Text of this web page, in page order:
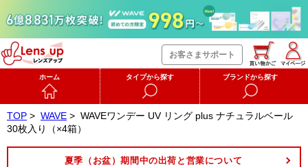
お客さまサポート
ホーム タイプから探す ブランドから探す
TOP > WAVE > WAVEワンデー UV リング plus ナチュラルベール
30枚入り（×4箱）
夏季（お盆）期間中の出荷と営業について